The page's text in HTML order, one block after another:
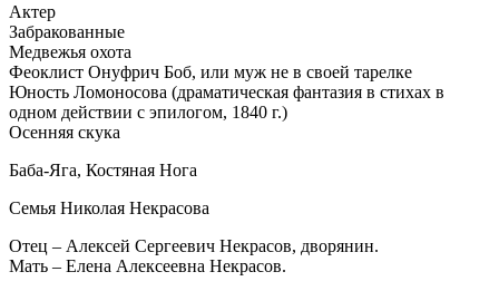
Актер
Забракованные
Медвежья охота
Феоклист Онуфрич Боб, или муж не в своей тарелке
Юность Ломоносова (драматическая фантазия в стихах в
одном действии с эпилогом, 1840 г.)
Осенняя скука
Баба-Яга, Костяная Нога
Семья Николая Некрасова
Отец – Алексей Сергеевич Некрасов, дворянин.
Мать – Елена Алексеевна Некрасов.